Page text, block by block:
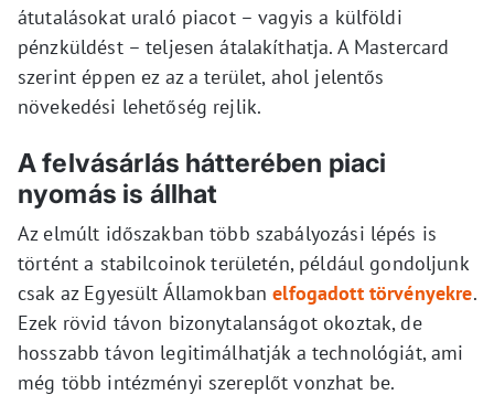
átutalásokat uraló piacot – vagyis a külföldi
pénzküldést – teljesen átalakíthatja. A Mastercard
szerint éppen ez az a terület, ahol jelentős
növekedési lehetőség rejlik.
A felvásárlás hátterében piaci
nyomás is állhat
Az elmúlt időszakban több szabályozási lépés is
történt a stabilcoinok területén, például gondoljunk
csak az Egyesült Államokbanelfogadott törvényekre.
Ezek rövid távon bizonytalanságot okoztak, de
hosszabb távon legitimálhatják a technológiát, ami
még több intézményi szereplőt vonzhat be.